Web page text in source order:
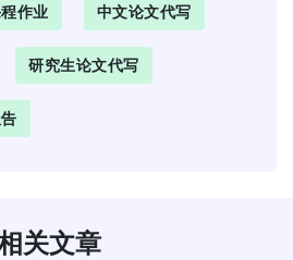
作业 中文论文代写
研究生论文代写
关文章